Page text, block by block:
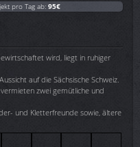
pro Tag ab: 95€
wird, liegt in ruhiger
auf die Sächsische Schweiz.
zwei gemütliche und
und Kletterfreunde sowie, ältere